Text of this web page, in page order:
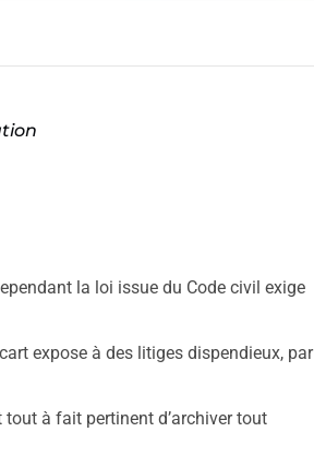
la loi issue du Code civil exige
expose à des litiges dispendieux, par
à fait pertinent d’archiver tout